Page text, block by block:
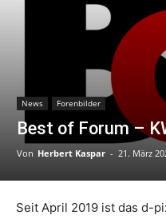
News Forenbilder
Best of Forum –
Von Herbert Kaspar - 21. März
Seit April 2019 ist das d-